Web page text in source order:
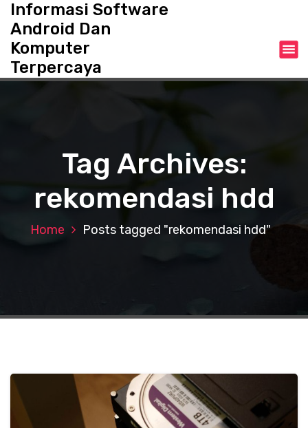
o
Informasi Software
Android Dan
Komputer
Terpercaya
Tag Archives:
rekomendasi hdd
Home Posts tagged "rekomendasi hdd"